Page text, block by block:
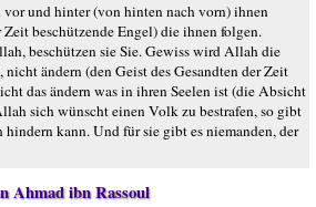
vor und hinter (von hinten nach vorn) ihnen
beschützende Engel) die ihnen folgen.
beschützen sie Sie. Gewiss wird Allah die
ändern (den Geist des Gesandten der Zeit
das ändern was in ihren Seelen ist (die Absicht
sich wünscht einen Volk zu bestrafen, so gibt
hindern kann. Und für sie gibt es niemanden, der
Ahmad ibn Rassoul